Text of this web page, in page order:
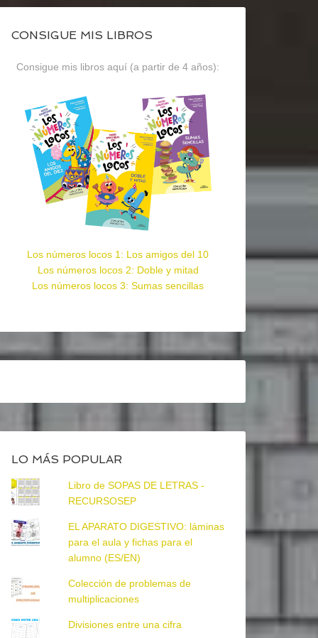
CONSIGUE MIS LIBROS
Consigue mis libros aquí (a partir de 4 años):
Los números locos 1: Los amigos del 10
Los números locos 2: Doble y mitad
Los números locos 3: Sumas sencillas
LO MÁS POPULAR
Libro de SOPAS DE LETRAS -
RECURSOSEP
EL APARATO DIGESTIVO: láminas
para el aula y fichas para el
alumno (ES/EN)
Colección de problemas de
multiplicaciones
Divisiones entre una cifra